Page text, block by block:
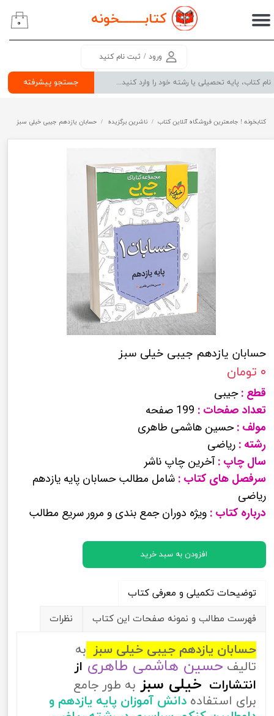
کتابــــــــخونه
جستجو پیشرفته
ورود / ثبت نام کنید
حساب کاربری من
سفارشات
۰
کتابخونه ! جامعترین فروشگاه آنلاین کتاب ناشرین برگزیده حسابان یازدهم جیبی خیلی سبز
حسابان یازدهم جیبی خیلی سبز
۰ تومان
قطع :جیبی
تعداد صفحات : 199 صفحه
مولف :حسین هاشمی طاهری
رشته : ریاضی
سال چاپ :آخرین چاپ ناشر
سرفصل های کتاب : شامل مطالب حسابان پایه یازدهم
ریاضی
درباره کتاب : ویژه دوران جمع بندی و مرور سریع مطالب
افزودن به سبد خرید
توضیحات تکمیلی و معرفی کتاب
فهرست مطالب و نمونه صفحات این کتاب
نظرات
حسابان یازدهم جیبی خیلی سبز به
تالیف حسین هاشمی طاهری از
انتشارات خیلی سبز به طور جامع
برای استفاده دانش آموزان پایه یازدهم و